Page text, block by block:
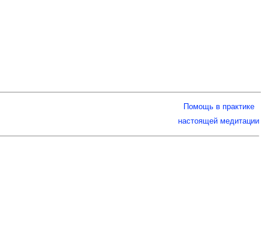
Помощь в практике
настоящей медитации